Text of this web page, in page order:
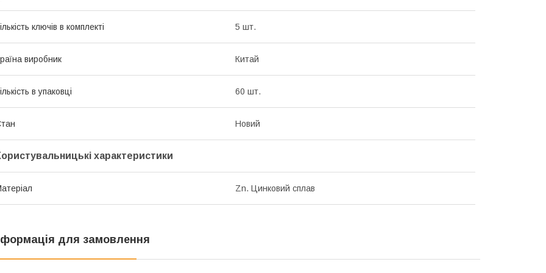
ключів в комплекті 5 шт.
виробник Китай
в упаковці 60 шт.
Новий
характеристики
Zn. Цинковий сплав
для замовлення